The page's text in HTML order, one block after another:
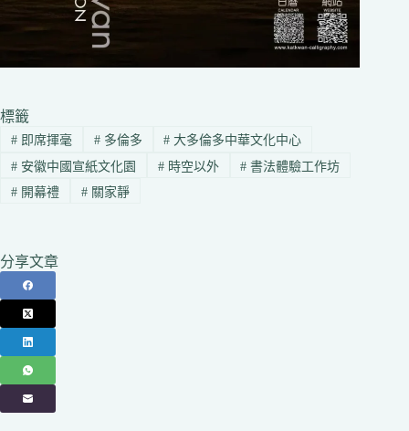
標籤
#即席揮毫 #多倫多 # 大多倫多中華文化中心
#安徽中國宣紙文化園 #時空以外 # 書法體驗工作坊
#開幕禮 #關家靜
分享文章